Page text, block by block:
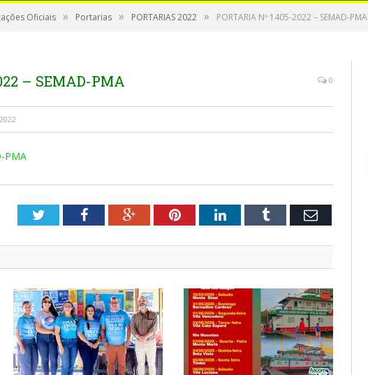
Oficiais » Portarias » PORTARIAS 2022 » PORTARIA Nº 1405-2022 – SEMAD-PMA
– SEMAD-PMA 0
PMA
TwitterFacebookGoogle+PinterestLinkedInTumblr Email